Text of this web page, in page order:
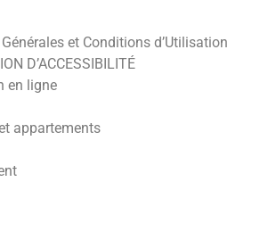
et Conditions d’Utilisation
D’ACCESSIBILITÉ
en ligne
appartements